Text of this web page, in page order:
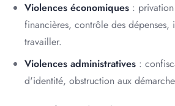
Violences économiques :
financières, contrôle des dépenses,
travailler.
Violences administratives :
d'identité, obstruction aux